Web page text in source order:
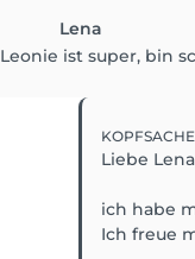
Lena
Leonie ist super, bin
Liebe
ich habe
Ich freue